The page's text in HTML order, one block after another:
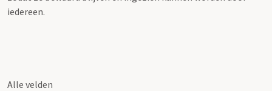
iedereen.
Alle velden